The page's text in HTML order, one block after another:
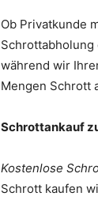
Ob Privatkunde
während wir
Mengen Schrott
Schrottankauf
Kostenlose
Schrott kaufen